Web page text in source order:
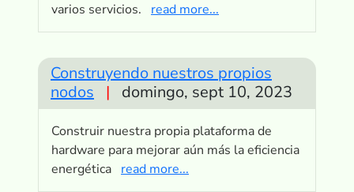
varios servicios.
read more...
Construyendo nuestros propios
nodos
| domingo, sept 10, 2023
Construir nuestra propia plataforma de
hardware para mejorar aún más la eficiencia
energética read more...